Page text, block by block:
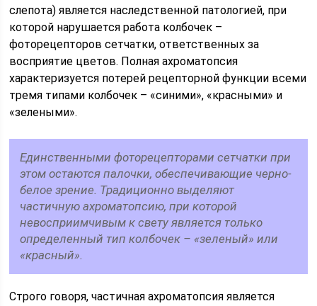
слепота) является наследственной патологией, при
которой нарушается работа колбочек –
фоторецепторов сетчатки, ответственных за
восприятие цветов. Полная ахроматопсия
характеризуется потерей рецепторной функции всеми
тремя типами колбочек – «синими», «красными» и
«зелеными».
Единственными фоторецепторами сетчатки при
этом остаются палочки, обеспечивающие черно-
белое зрение. Традиционно выделяют
частичную ахроматопсию, при которой
невосприимчивым к свету является только
определенный тип колбочек – «зеленый» или
«красный».
Строго говоря, частичная ахроматопсия является